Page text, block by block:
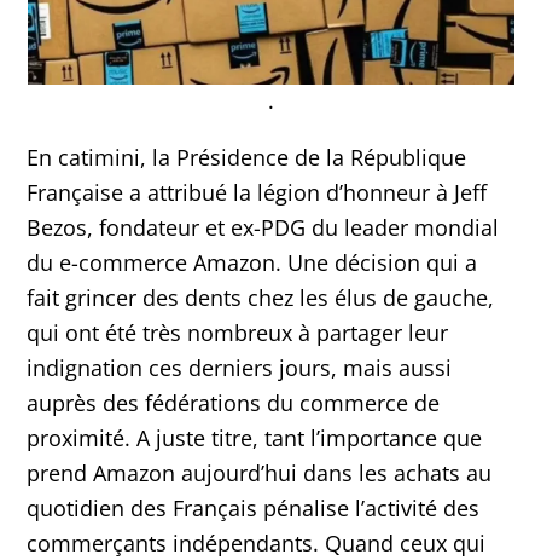
.
En catimini, la Présidence de la République
Française a attribué la légion d’honneur à Jeff
Bezos, fondateur et ex-PDG du leader mondial
du e-commerce Amazon. Une décision qui a
fait grincer des dents chez les élus de gauche,
qui ont été très nombreux à partager leur
indignation ces derniers jours, mais aussi
auprès des fédérations du commerce de
proximité. A juste titre, tant l’importance que
prend Amazon aujourd’hui dans les achats au
quotidien des Français pénalise l’activité des
commerçants indépendants. Quand ceux qui